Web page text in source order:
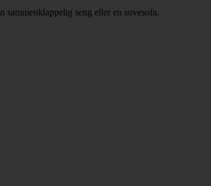
seng eller en sovesofa.